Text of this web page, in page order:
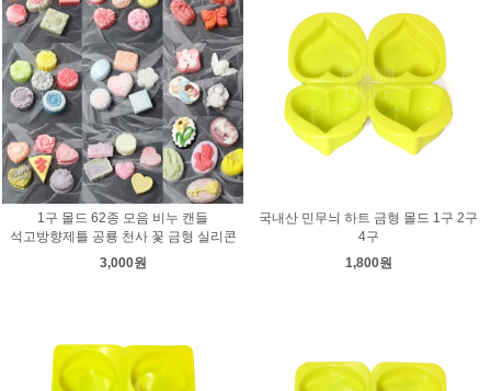
1구 몰드 62종 모음 비누 캔들
석고방향제틀 공룡 천사 꽃 금형 실리콘
3,000원
국내산 민무늬 하트 금형 몰드 1구 2구
4구
1,800원